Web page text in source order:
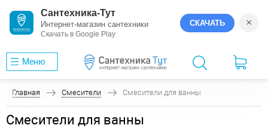
Сантехника-Тут
Интернет-магазин сантехники
Скачать в Google Play
СКАЧАТЬ ×
Меню
Главная Смесители Смесители для ванны
Смесители для ванны